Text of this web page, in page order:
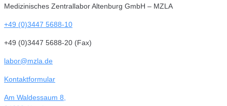
Medizinisches Zentrallabor Altenburg GmbH – MZLA
+49 (0)3447 5688-10
+49 (0)3447 5688-20 (Fax)
labor@mzla.de
Kontaktformular
Am Waldessaum 8,